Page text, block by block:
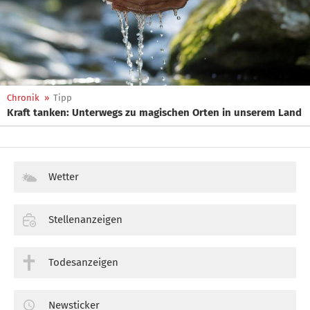
Chronik » Tipp
Kraft tanken: Unterwegs zu magischen Orten in unserem Land
Wetter
Stellenanzeigen
Todesanzeigen
Newsticker